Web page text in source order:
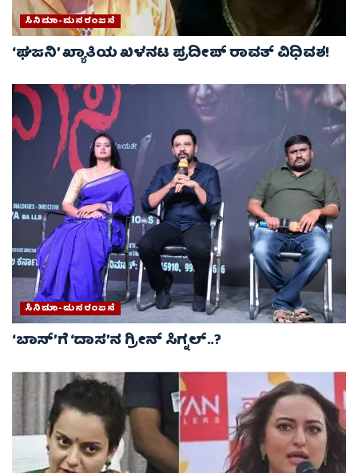
ಸಿನಿಮಾ-ಮನರಂಜನೆ
‘ಘಜನಿ’ ಖ್ಯಾತಿಯ ಖಳನಟ ಪ್ರದೀಪ್ ರಾವತ್ ವಿಧಿವಶ!
ಸಿನಿಮಾ-ಮನರಂಜನೆ
‘ಬಾಸ್’ಗೆ ‘ದಾಸ’ನ ಗ್ರೀನ್ ಸಿಗ್ನಲ್..?